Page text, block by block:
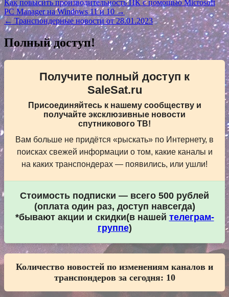
Навигация
по
записям
Как повысить производительность ПК с помощью Microsoft
PC Manager на Windows 11 и 10 →
← Транспондерные новости от 28.01.2023
Полный доступ!
Получите полный доступ к
SaleSat.ru
Присоединяйтесь к нашему сообществу и
получайте эксклюзивные новости
спутникового ТВ!
Вам больше не придётся «рыскать» по Интернету, в
поисках свежей информации о том, какие каналы и
на каких транспондерах — появились, или ушли!
Стоимость подписки — всего 500 рублей
(оплата один раз, доступ навсегда)
*бывают акции и скидки(в нашей телеграм-
группе)
Количество новостей по изменениям каналов и
транспондеров за сегодня: 10